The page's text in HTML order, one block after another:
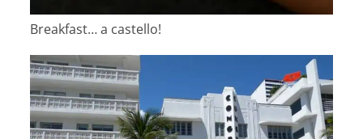
Breakfast… a castello!